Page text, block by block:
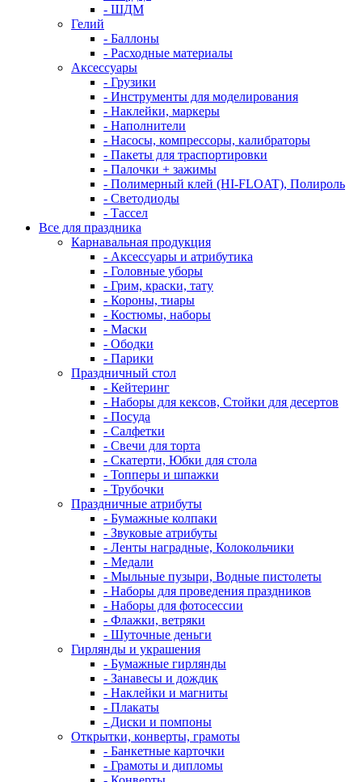
- ШДМ
Гелий
- Баллоны
- Расходные материалы
Аксессуары
- Грузики
- Инструменты для моделирования
- Наклейки, маркеры
- Наполнители
- Насосы, компрессоры, калибраторы
- Пакеты для траспортировки
- Палочки + зажимы
- Полимерный клей (HI-FLOAT), Полироль
- Светодиоды
- Тассел
Все для праздника
Карнавальная продукция
- Аксессуары и атрибутика
- Головные уборы
- Грим, краски, тату
- Короны, тиары
- Костюмы, наборы
- Маски
- Ободки
- Парики
Праздничный стол
- Кейтеринг
- Наборы для кексов, Стойки для десертов
- Посуда
- Салфетки
- Свечи для торта
- Скатерти, Юбки для стола
- Топперы и шпажки
- Трубочки
Праздничные атрибуты
- Бумажные колпаки
- Звуковые атрибуты
- Ленты наградные, Колокольчики
- Медали
- Мыльные пузыри, Водные пистолеты
- Наборы для проведения праздников
- Наборы для фотосессии
- Флажки, ветряки
- Шуточные деньги
Гирлянды и украшения
- Бумажные гирлянды
- Занавесы и дождик
- Наклейки и магниты
- Плакаты
- Диски и помпоны
Открытки, конверты, грамоты
- Банкетные карточки
- Грамоты и дипломы